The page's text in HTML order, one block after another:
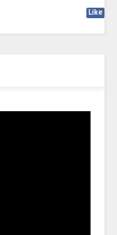
Like